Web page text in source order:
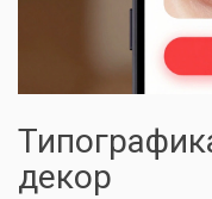
декор